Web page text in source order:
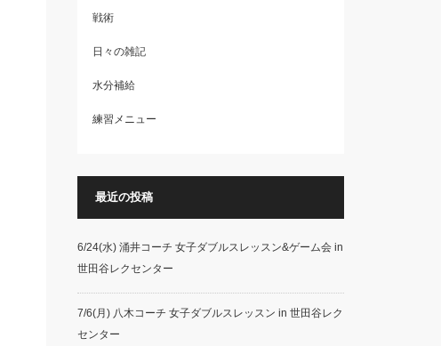
戦術
日々の雑記
水分補給
練習メニュー
最近の投稿
6/24(水) 涌井コーチ 女子ダブルスレッスン&ゲーム会 in
世田谷レクセンター
7/6(月) 八木コーチ 女子ダブルスレッスン in 世田谷レク
センター